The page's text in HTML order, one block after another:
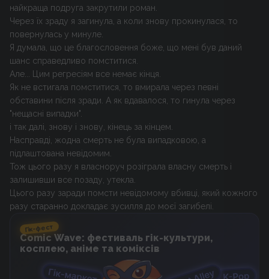
найкраща подруга закрутили роман.
Через їх зраду я загинула, а коли знову прокинулася, то
повернулась у минуле.
Я думала, що це благословення боже, що мені був даний
шанс справедливо помститися.
Але... Цим регресіям все немає кінця.
Як не встигала помститися, то вмирала через певні
обставини після зради. А як вдавалося, то гинула через
"нещасні випадки".
і так далі, знову і знову, кінець за кінцем.
Насправді, жодна смерть не була випадковою, а
підлаштована невідомим.
Тож цього разу я власноруч розіграла власну смерть і
залишивши все позаду, утекла.
Цього разу заради помсти невідомому вбивці, який кожного
разу старанно докладає зусилля до моєї загибелі.
Гік-фест
Comic Wave: фестиваль гік-культури,
косплею, аніме та коміксів